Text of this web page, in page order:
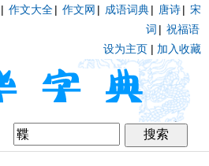
| 作文大全| 作文网 | 成语词典| 唐诗| 宋
词 | 祝福语
设为主页 | 加入收藏